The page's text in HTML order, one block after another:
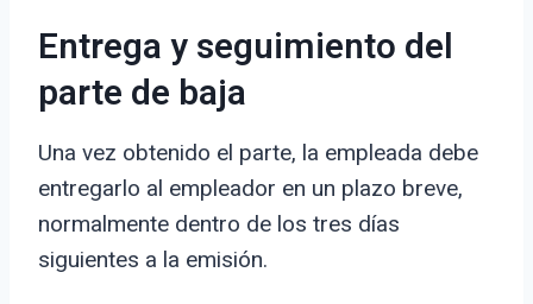
Entrega y seguimiento del
parte de baja
Una vez obtenido el parte, la empleada debe
entregarlo al empleador en un plazo breve,
normalmente dentro de los tres días
siguientes a la emisión.